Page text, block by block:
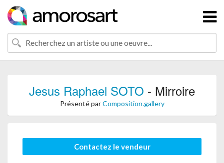
Jesus Raphael SOTO - Mirroire
Présenté parComposition.gallery
Contactez le vendeur